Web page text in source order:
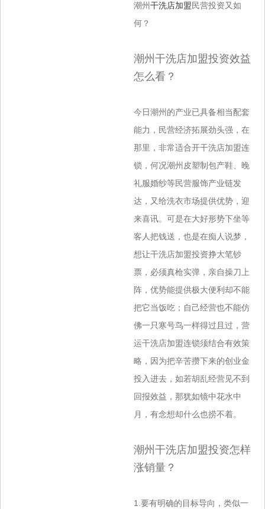
潮州干洗店加盟民营投资又如
何？
潮州干洗店加盟投资效益
怎么看？
今日潮州的产业已具备相当配套
能力，民营经济拓展劲头强，在
那里，非常适合开干洗店加盟连
锁，何况潮州皮塑制包产鞋、晚
礼服婚纱等民营服饰产业链发
达，又给洗衣市场提供优势，迎
来喜讯。可是在大好形势下坐等
客人把钱送，也是在痴人说梦，
想让干洗店加盟投资挣大笔钞
票，必须真枪实弹，亲自操刀上
阵，优势能提供极大便利却不能
把它当饭吃；自己经营也不能仿
佛一只寒号鸟一样得过且过，营
运干洗店加盟连锁须结合有效策
略，因为把辛苦攒下来的创业金
投入进去，如若胡乱经营见不到
回报效益，那犹如镜中花水中
月，有念想却什么也捞不着。
潮州干洗店加盟投资怎样
涨销量？
1.要有明确的目标导向，类似一